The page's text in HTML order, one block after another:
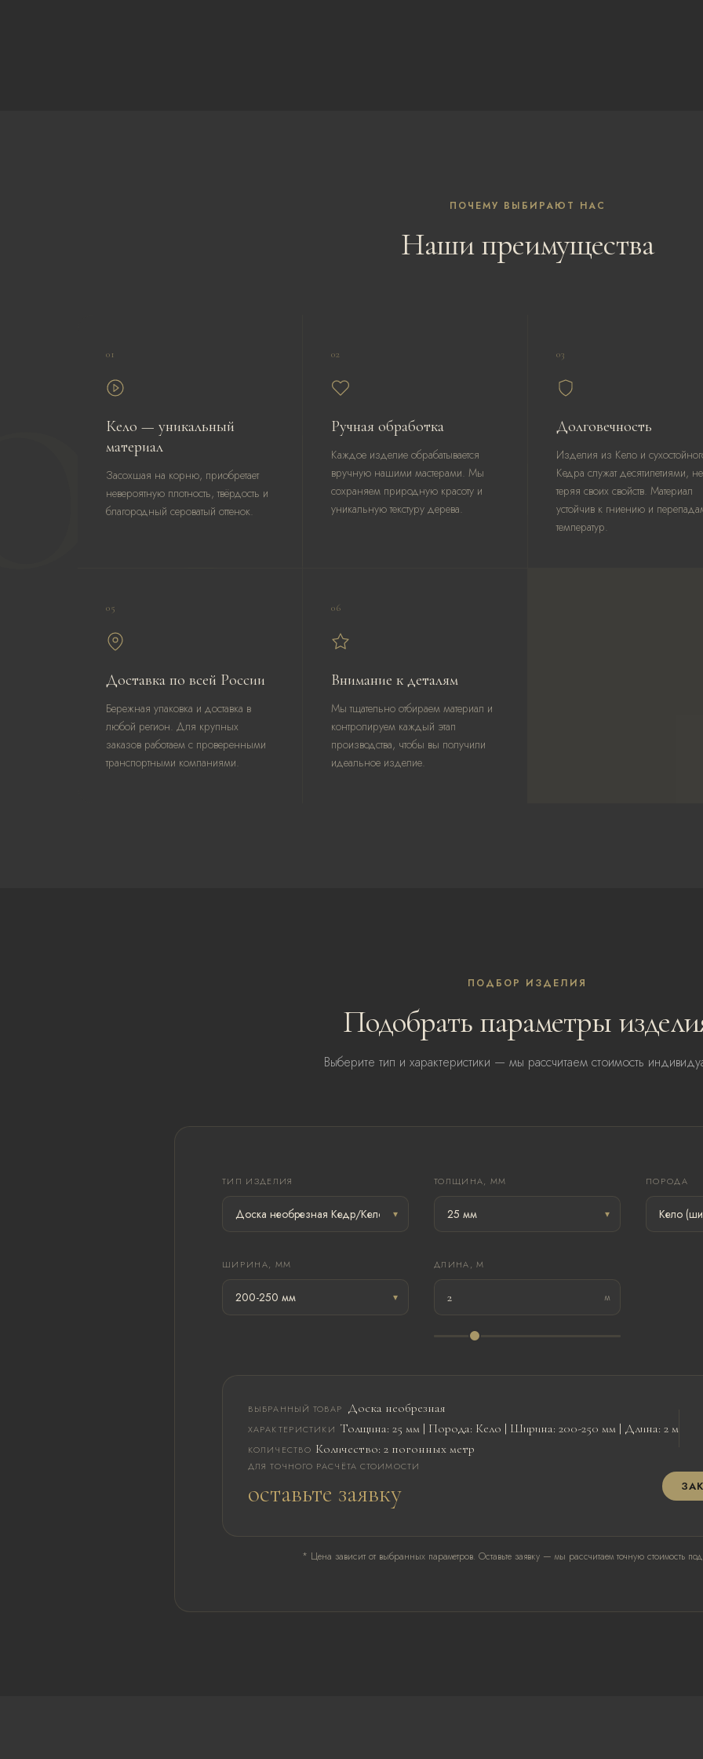
ПОЧЕМУ ВЫБИРАЮТ НАС
Наши преимущества
01
Кело — уникальный
материал
Засохшая на корню, приобретает
невероятную плотность, твёрдость и
благородный сероватый оттенок.
02
Ручная обработка
Каждое изделие обрабатывается
вручную нашими мастерами. Мы
сохраняем природную красоту и
уникальную текстуру дерева.
03
Долговечность
Изделия из Кело и
Кедра служат десятилетиями, не
теряя своих свойств. Материал
устойчив к гниению и
температур.
05
Доставка по всей России
Бережная упаковка и доставка в
любой регион. Для крупных
заказов работаем с проверенными
транспортными компаниями.
06
Внимание к деталям
Мы тщательно отбираем материал и
контролируем каждый этап
производства, чтобы вы получили
идеальное изделие.
ПОДБОР ИЗДЕЛИЯ
Подобрать параметры
Выберите тип и характеристики — мы рассчитаем стоимость
ТИП ИЗДЕЛИЯ ТОЛЩИНА, ММ ПОРОДА
ШИРИНА, ММ ДЛИНА, М
м
ВЫБРАННЫЙ ТОВАР Доска необрезная
ХАРАКТЕРИСТИКИ Толщина: 25 мм | Порода: Кело | Ширина: 200-250 мм | Длина: 2 м
КОЛИЧЕСТВО Количество: 2 погонных метр
ДЛЯ ТОЧНОГО РАСЧЁТА СТОИМОСТИ
оставьте заявку
* Цена зависит от выбранных параметров. Оставьте заявку — мы рассчитаем точную стоимость